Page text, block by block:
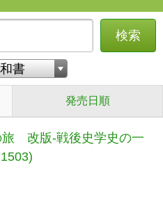
検索
発売日順
旅 改版-戦後史学史の一